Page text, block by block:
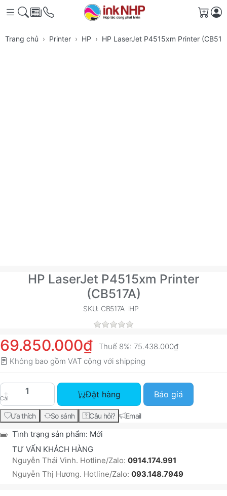
Giỏ
Trang chủ Printer HP HP LaserJet P4515xm Printer
HP LaserJet P4515xm Printer
(CB517A)
SKU: CB517A HP
69.850.000₫ Thuế 8%: 75.438.000₫
Không bao gồm VAT cộng với shipping
Cái
HP LaserJet P4515xm Printer (CB517A) với giá
Đặt hàng Báo giá
Ưa thích So sánh Câu hỏi? Email
Tình trạng sản phẩm: Mới
TƯ VẤN KHÁCH HÀNG
Nguyễn Thái Vinh. Hotline/Zalo: 0914.174.991
Nguyễn Thị Hương. Hotline/Zalo: 093.148.7949